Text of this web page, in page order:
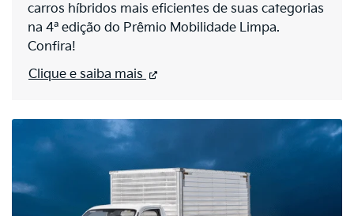
carros híbridos mais eficientes de suas categorias
na 4ª edição do Prêmio Mobilidade Limpa.
Confira!
Clique e saiba mais